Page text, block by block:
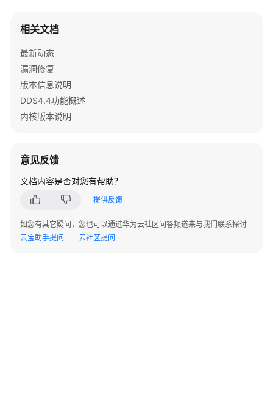
快
速
入
门
开
发
户
通
相关文档
最新动态
漏洞修复
版本信息说明
DDS4.4功能概述
内核版本说明
意见反馈
文档内容是否对您有帮助？
提供反馈
如您有其它疑问，您也可以通过华为云社区问答频道来与我们联系探讨
云宝助手提问
云社区提问